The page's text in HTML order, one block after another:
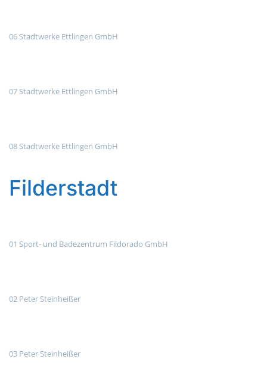
06 Stadtwerke Ettlingen GmbH
07 Stadtwerke Ettlingen GmbH
08 Stadtwerke Ettlingen GmbH
Filderstadt
01 Sport- und Badezentrum Fildorado GmbH
02 Peter Steinheißer
03 Peter Steinheißer